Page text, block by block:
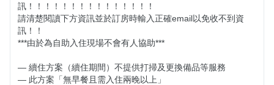
訊！！！！！！！！！！！！！！！
請清楚閱讀下方資訊並於訂房時輸入正確email以免收不到資
訊！！
***由於為自助入住現場不會有人協助***
— 續住方案（續住期間）不提供打掃及更換備品等服務
— 此方案「無早餐且需入住兩晚以上」